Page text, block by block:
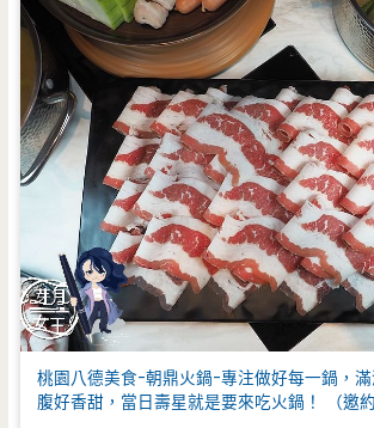
桃園八德美食-朝鼎火鍋-專注做好每一鍋，滿
腹好香甜，當日壽星就是要來吃火鍋！ （邀約